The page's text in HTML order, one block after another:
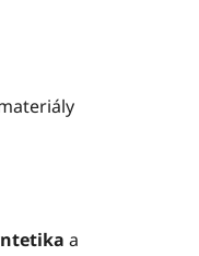
a